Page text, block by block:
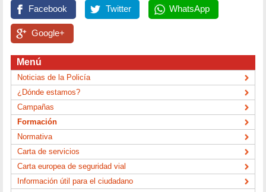
Facebook Twitter WhatsApp
Google+
Menú
Noticias de la Policía
¿Dónde estamos?
Campañas
Formación
Normativa
Carta de servicios
Carta europea de seguridad vial
Información útil para el ciudadano